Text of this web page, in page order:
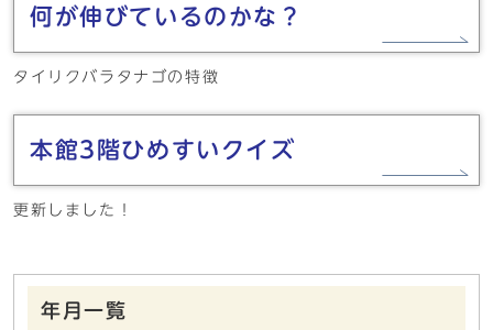
何が伸びているのかな？
タイリクバラタナゴの特徴
本館3階ひめすいクイズ
更新しました！
年月一覧